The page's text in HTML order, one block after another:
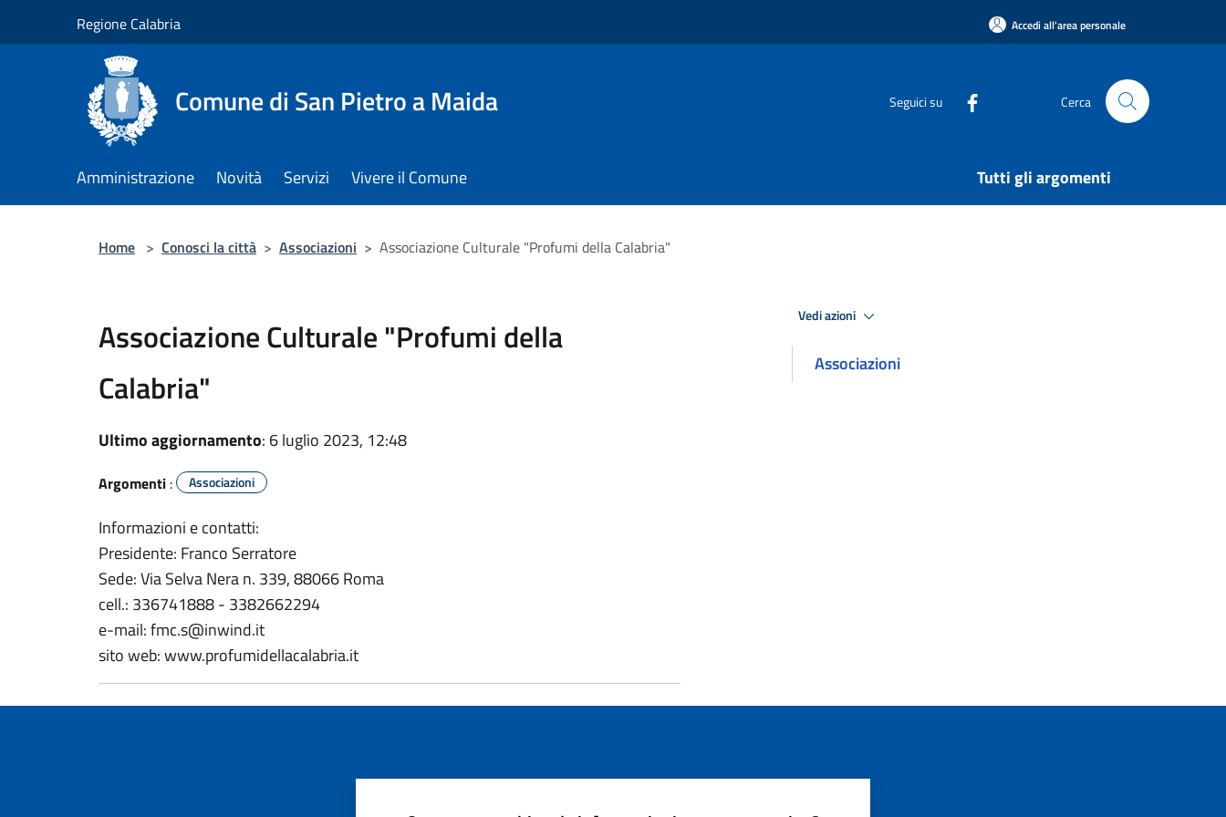
Regione Calabria Accedi all'area personale
Comune di San Pietro a Maida Seguici su Cerca
Amministrazione Novità Servizi Vivere il Comune Tutti gli argomenti
Home > Conosci la città > Associazioni > Associazione Culturale "Profumi della Calabria"
Associazione Culturale "Profumi della
Calabria"
Ultimo aggiornamento: 6 luglio 2023, 12:48
Argomenti : Associazioni
Informazioni e contatti:
Presidente: Franco Serratore
Sede: Via Selva Nera n. 339, 88066 Roma
cell.: 336741888 - 3382662294
e-mail: fmc.s@inwind.it
sito web: www.profumidellacalabria.it
Vedi azioni
Associazioni